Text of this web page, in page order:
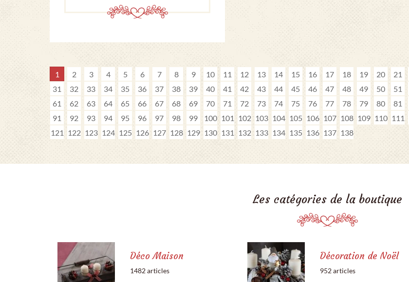
1 2 3 4 5 6 7 8 9 10 11 12 13 14 15 16 17 18 19 20 21
31
32 33 34 35 36 37 38 39 40 41 42 43 44 45 46 47 48 49 50 51
61
62 63 64 65 66 67 68 69 70 71 72 73 74 75 76 77 78 79 80 81
91
92 93 94 95 96 97 98 99 100 101 102 103 104 105 106 107 108 109 110 111
121
122 123 124 125 126 127 128 129 130 131 132 133 134 135 136 137 138
Les catégories de la boutique
Déco Maison
1482 articles
Décoration de Noël
952 articles